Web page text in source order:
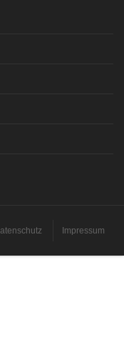
Impressum